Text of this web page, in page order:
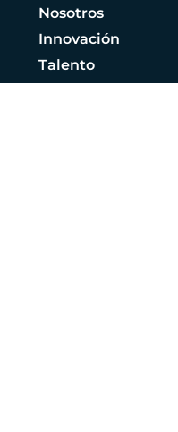
Nosotros
Innovación
Talento